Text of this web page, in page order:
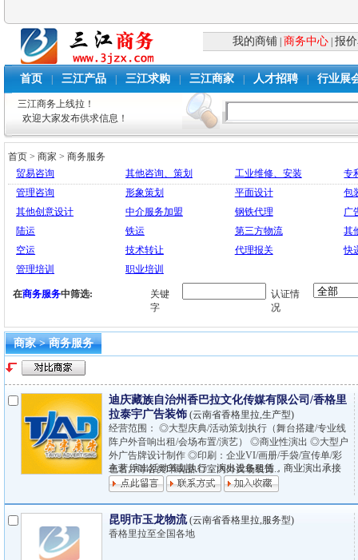
我的商铺 商务中心 |报
首页 三江产品 三江求购 三江商家 人才招聘 行业展
三江商务上线拉！
欢迎大家发布供求信息！
首页 >商家 >商务服务
贸易咨询
其他咨询、策划 工业维修、安装
专
管理咨询
形象策划 平面设计
包
其他创意设计
中介服务加盟 钢铁代理
广
陆运
铁运 第三方物流
其
空运
技术转让 代理报关
快
管理培训
职业培训
在商务服务中筛选:
关键
字
认证情
况
商家 > 商务服务
迪庆藏族自治州香巴拉文化传媒有限公司/香格里
拉泰宇广告装饰 (云南省香格里拉,生产型)
经营范围： ◎大型庆典/活动策划执行（舞台搭建/专业线
阵户外音响出租/会场布置/演艺） ◎商业性演出 ◎大型户
外广告牌设计制作 ◎印刷：企业VI/画册/手袋/宣传单/彩
色名片等各类印刷品 ◎室内外卖场装饰..
主营:演出活动筹划执行，演出设备租赁，商业演出承接
昆明市玉龙物流(云南省香格里拉,服务型)
香格里拉至全国各地